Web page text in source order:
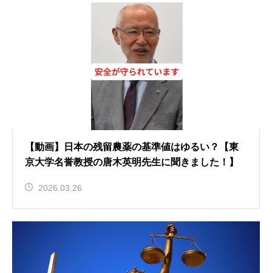
【動画】日本の残留農薬の基準値はゆるい？【東
京大学名誉教授の唐木英明先生に聞きました！】
2026.03.26